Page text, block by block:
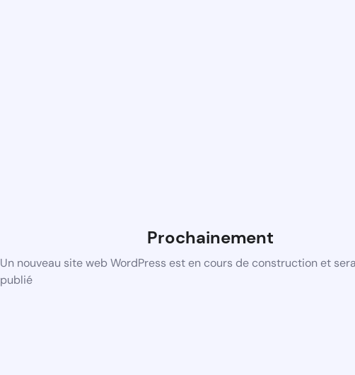
Prochainement
Un nouveau site web WordPress est en cours de construction et
publié